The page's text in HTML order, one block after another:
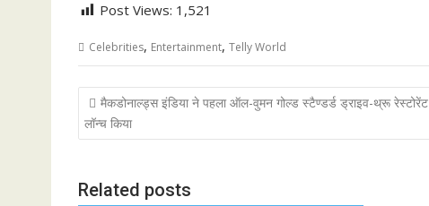
Post Views: 1,521
Celebrities, Entertainment, Telly World
Post
navigation
मैकडोनाल्‍ड्स इंडिया ने पहला ऑल-वुमन गोल्‍ड स्‍टैण्‍डर्ड ड्राइव-थ्रू रेस्‍टोरेंट
लॉन्‍च किया
Related posts